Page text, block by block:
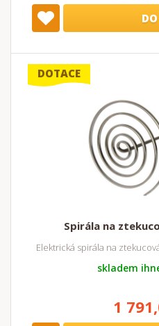
DOTACE
Spirála na
Elektrická spirála na
skladem
1